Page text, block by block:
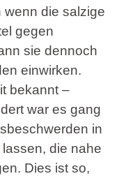
wenn die salzige
gegen
sie dennoch
einwirken.
bekannt –
war es gang
in
die nahe
Dies ist so,